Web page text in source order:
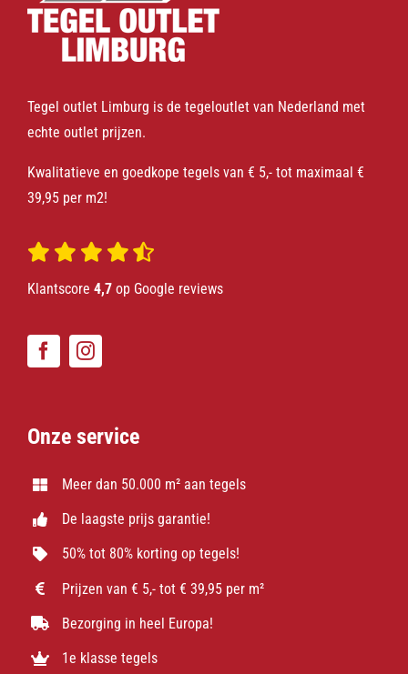
Tegel outlet Limburg is de tegeloutlet van Nederland met
echte outlet prijzen.
Kwalitatieve en goedkope tegels van € 5,- tot maximaal €
39,95 per m2!
Klantscore 4,7op Google reviews
Onze service
Meer dan 50.000 m² aan tegels
De laagste prijs garantie!
50% tot 80% korting op tegels!
Prijzen van € 5,- tot € 39,95 per m²
Bezorging in heel Europa!
1e klasse tegels